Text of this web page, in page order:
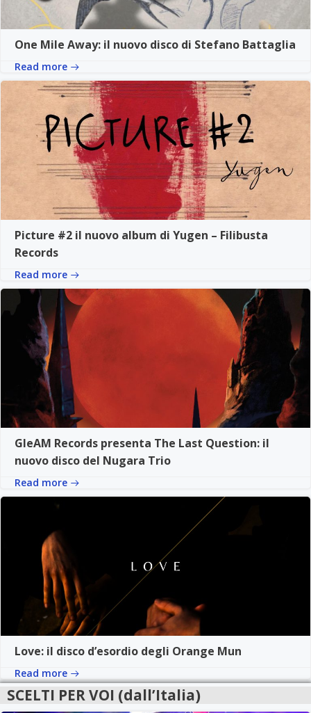
One Mile Away: il nuovo disco di Stefano Battaglia
Read more
Picture #2 il nuovo album di Yugen – Filibusta
Records
Read more
GleAM Records presenta The Last Question: il
nuovo disco del Nugara Trio
Read more
Love: il disco d’esordio degli Orange Mun
Read more
SCELTI PER VOI (dall’Italia)